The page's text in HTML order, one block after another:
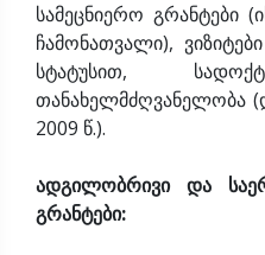
სამეცნიერო გრანტები
ჩამონათვალი),
სტატუსით,
თანახელმძღვანელობა
2009 წ.).
ადგილობრივი და
გრანტები: